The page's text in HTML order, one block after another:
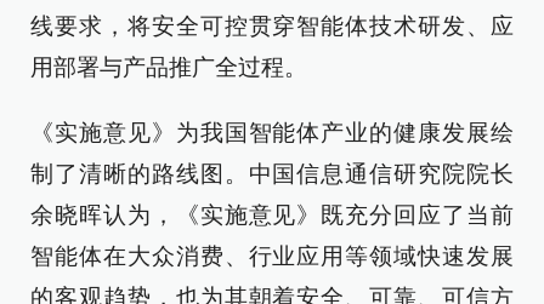
线要求，将安全可控贯穿智能体技术研发、应
用部署与产品推广全过程。
《实施意见》为我国智能体产业的健康发展绘
制了清晰的路线图。中国信息通信研究院院长
余晓晖认为，《实施意见》既充分回应了当前
智能体在大众消费、行业应用等领域快速发展
的客观趋势，也为其朝着安全、可靠、可信方